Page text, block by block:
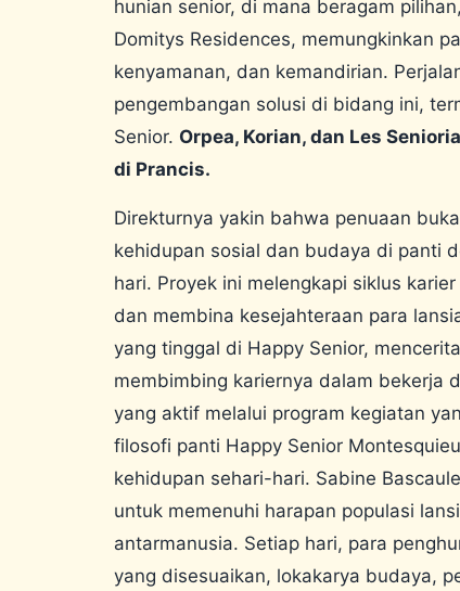
hunian senior, di mana beragam
Domitys Residences, memungkinkan
kenyamanan, dan kemandirian.
pengembangan solusi di bidang ini,
Senior. Orpea, Korian, dan Les
di Prancis.
Direkturnya yakin bahwa penuaan
kehidupan sosial dan budaya di panti
hari. Proyek ini melengkapi siklus
dan membina kesejahteraan para
yang tinggal di Happy Senior,
membimbing kariernya dalam bekerja
yang aktif melalui program kegiatan
filosofi panti Happy Senior
kehidupan sehari-hari. Sabine
untuk memenuhi harapan populasi
antarmanusia. Setiap hari, para
yang disesuaikan, lokakarya budaya,